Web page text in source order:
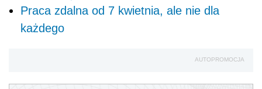
Praca zdalna od 7 kwietnia, ale nie dla
każdego
AUTOPROMOCJA